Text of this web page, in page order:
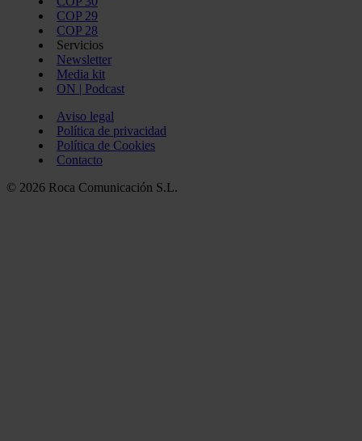
COP 29
COP 28
Servicios
Newsletter
Media kit
ON | Podcast
Aviso legal
Política de privacidad
Política de Cookies
Contacto
© 2026 Roca Comunicación S.L.